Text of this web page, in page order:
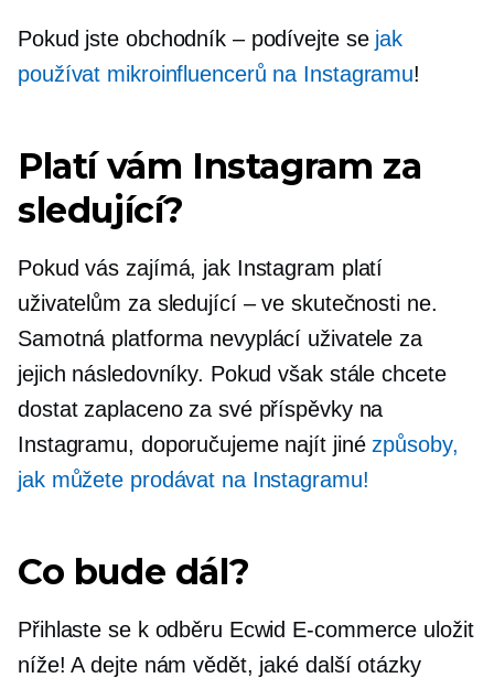
Pokud jste obchodník – podívejte se jak
používat mikroinfluencerů na Instagramu!
Platí vám Instagram za
sledující?
Pokud vás zajímá, jak Instagram platí
uživatelům za sledující – ve skutečnosti ne.
Samotná platforma nevyplácí uživatele za
jejich následovníky. Pokud však stále chcete
dostat zaplaceno za své příspěvky na
Instagramu, doporučujeme najít jiné způsoby,
jak můžete prodávat na Instagramu!
Co bude dál?
Přihlaste se k odběru Ecwid E-commerce uložit
níže! A dejte nám vědět, jaké další otázky